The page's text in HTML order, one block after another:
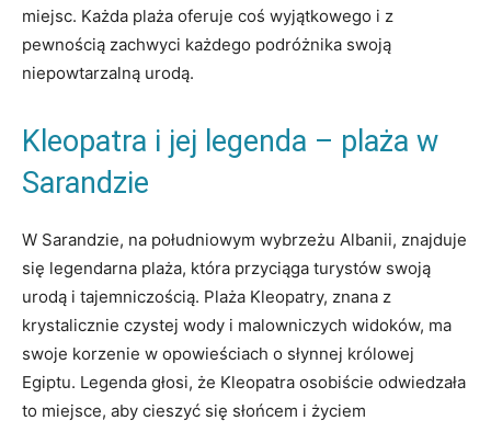
⁣miejsc. Każda plaża oferuje coś wyjątkowego ⁤i z
pewnością zachwyci każdego podróżnika ‍swoją
niepowtarzalną urodą.
Kleopatra i jej ​legenda – plaża w‍
Sarandzie
W Sarandzie,⁣ na⁢ południowym wybrzeżu Albanii, znajduje
⁤się legendarna plaża, która przyciąga turystów swoją
urodą⁢ i tajemniczością. Plaża Kleopatry, znana⁢ z
krystalicznie czystej wody i malowniczych widoków, ma
swoje korzenie⁤ w opowieściach o słynnej królowej
Egiptu. Legenda ‍głosi, ‍że Kleopatra ​osobiście odwiedzała
to miejsce,‌ aby cieszyć ​się ⁤słońcem i⁤ życiem